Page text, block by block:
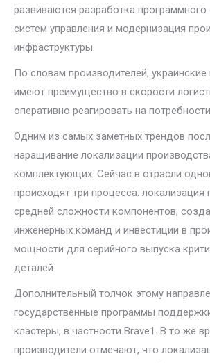
развиваются разработка программного
систем управления и модернизация
инфраструктуры.
По словам производителей,
имеют преимущество в скорости
оперативно реагировать на
Одним из самых заметных трендов
наращивание локализации
комплектующих. Сейчас в отрасли
происходят три процесса: локализация
средней сложности компонентов,
инженерных команд и инвестиции в
мощности для серийного выпуска
деталей.
Дополнительный толчок этому
государственные программы
кластеры, в частности Brave1. В то же
производители отмечают, что